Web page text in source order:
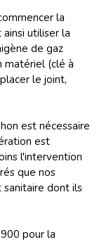
la
utiliser la
de gaz
matériel (clé à
le joint,
est nécessaire
est
l'intervention
que nos
dont ils
pour la